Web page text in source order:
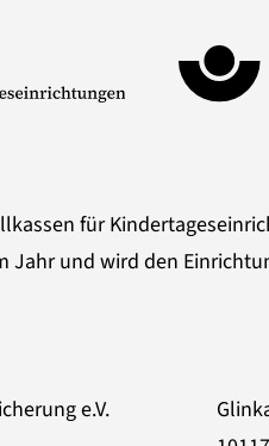
für
Jahr und wird den
e.V.